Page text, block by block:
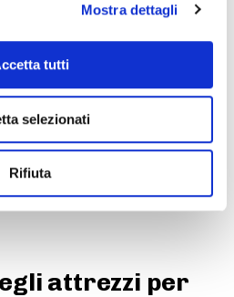
Mostra dettagli
tutti
selezionati
Rifiuta
attive in Regione
Lombardia è una delle
più avanzato
attrezzi per